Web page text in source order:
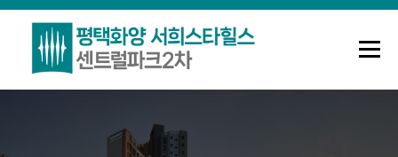
메뉴
조합안내 사업정보